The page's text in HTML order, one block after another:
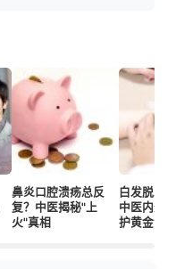
鼻炎口腔溃疡总反
复？中医揭秘"上
火"真相
白发脱发
中医内外
护黄金法则